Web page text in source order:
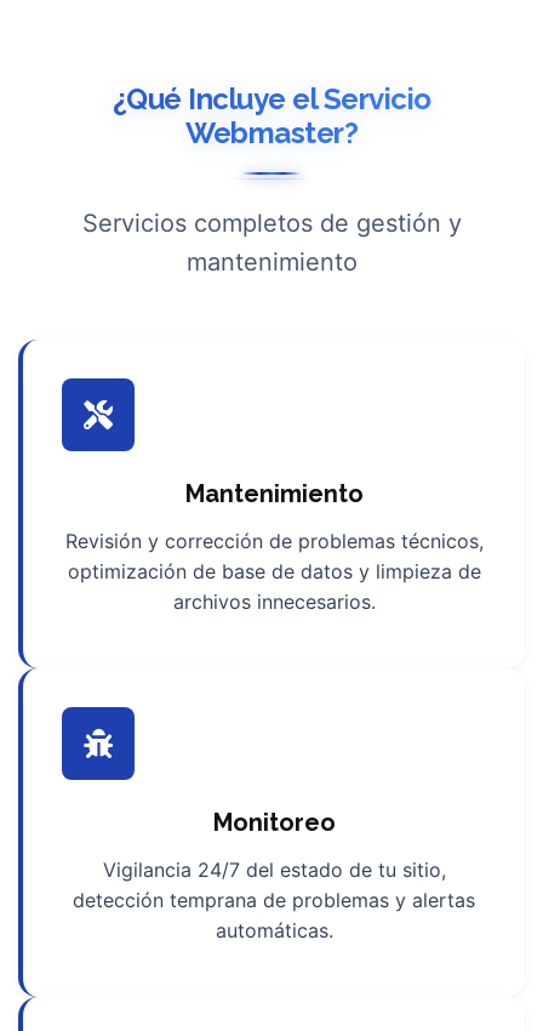
¿Qué Incluye el Servicio
Webmaster?
Servicios completos de gestión y
mantenimiento
Mantenimiento
Revisión y corrección de problemas técnicos,
optimización de base de datos y limpieza de
archivos innecesarios.
Monitoreo
Vigilancia 24/7 del estado de tu sitio,
detección temprana de problemas y alertas
automáticas.